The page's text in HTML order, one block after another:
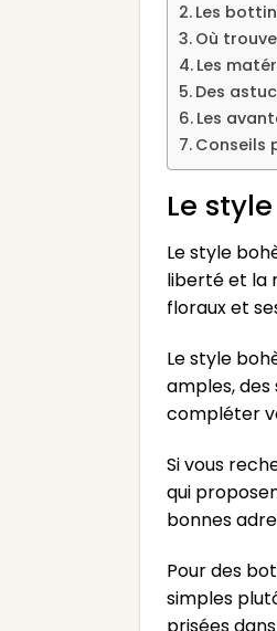
Les
Où
Les
Des
Les
Conseils
Le
Le style
liberté et la
floraux et
Le style
amples,
compléter
Si vous
qui
bonnes
Pour des
simples
prisées